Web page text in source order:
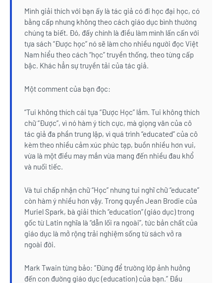
Mình giải thích với bạn ấy là tác giả có đi học đại học, có
bằng cấp nhưng không theo cách giáo dục bình thường
chúng ta biết. Đó, đấy chính là điều làm mình lấn cấn với
tựa sách “Được học” nó sẽ làm cho nhiều người đọc Việt
Nam hiểu theo cách “học” truyền thống, theo từng cấp
bậc. Khác hẳn sự truyền tải của tác giả.
Một comment của bạn đọc:
“Tui không thích cái tựa “Được Học” lắm. Tui không thích
chữ “Được”, vì nó hàm ý tích cực, mà giọng văn của cô
tác giả đa phần trung lập, vì quá trình “educated” của cô
kèm theo nhiều cảm xúc phức tạp, buồn nhiều hơn vui,
vừa là một điều may mắn vừa mang đến nhiều đau khổ
và nuối tiếc.
Và tui chấp nhận chữ “Học” nhưng tui nghĩ chữ “educate”
còn hàm ý nhiều hơn vậy. Trong quyển Jean Brodie của
Muriel Spark, bà giải thích “education” (giáo dục) trong
gốc từ Latin nghĩa là “dẫn lối ra ngoài”, tức bản chất của
giáo dục là mở rộng trải nghiệm sống từ sách vở ra
ngoài đời.
Mark Twain từng bảo: “Đừng để trường lớp ảnh hưởng
đến con đường giáo dục (education) của bạn.” Đầu